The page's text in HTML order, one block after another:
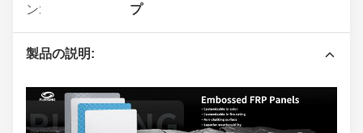
ン:
プ
製品の説明: